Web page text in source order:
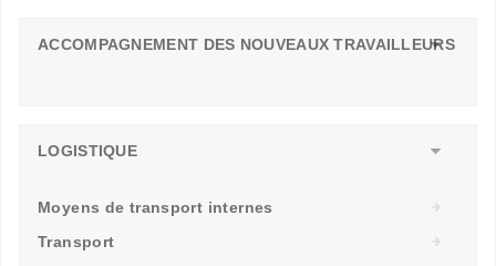
ACCOMPAGNEMENT DES NOUVEAUX TRAVAILLEURS
LOGISTIQUE
Moyens de transport internes
Transport